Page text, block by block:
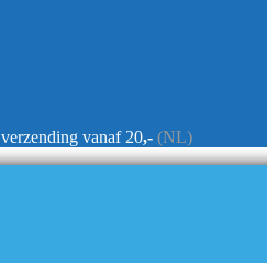
verzending vanaf 20,- (NL)